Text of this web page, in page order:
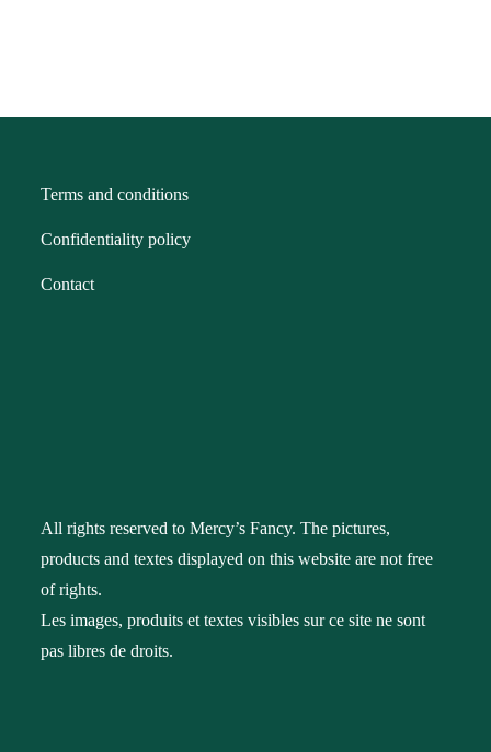
Terms and conditions
Confidentiality policy
Contact
All rights reserved to Mercy’s Fancy. The pictures,
products and textes displayed on this website are not free
of rights.
Les images, produits et textes visibles sur ce site ne sont
pas libres de droits.